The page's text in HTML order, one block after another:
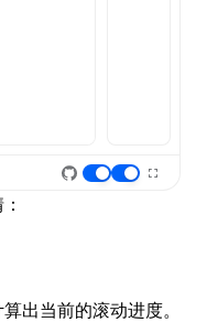
出当前的滚动进度。